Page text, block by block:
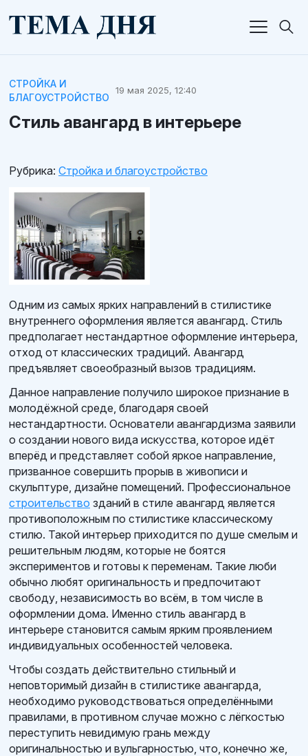
СТРОЙКА И
БЛАГОУСТРОЙСТВО
19 мая 2025, 12:40
Стиль авангард в интерьере
Рубрика: Стройка и благоустройство
Одним из самых ярких направлений в стилистике
внутреннего оформления является авангард. Стиль
предполагает нестандартное оформление интерьера,
отход от классических традиций. Авангард
предъявляет своеобразный вызов традициям.
Данное направление получило широкое признание в
молодёжной среде, благодаря своей
нестандартности. Основатели авангардизма заявили
о создании нового вида искусства, которое идёт
вперёд и представляет собой яркое направление,
призванное совершить прорыв в живописи и
скульптуре, дизайне помещений. Профессиональное
строительство зданий в стиле авангард является
противоположным по стилистике классическому
стилю. Такой интерьер приходится по душе смелым и
решительным людям, которые не боятся
экспериментов и готовы к переменам. Такие люби
обычно любят оригинальность и предпочитают
свободу, независимость во всём, в том числе в
оформлении дома. Именно стиль авангард в
интерьере становится самым ярким проявлением
индивидуальных особенностей человека.
Чтобы создать действительно стильный и
неповторимый дизайн в стилистике авангарда,
необходимо руководствоваться определёнными
правилами, в противном случае можно с лёгкостью
переступить невидимую грань между
оригинальностью и вульгарностью, что, конечно же,